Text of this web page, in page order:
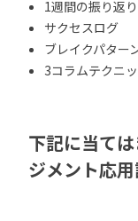
1週間の振り返り
サクセスログ
ブレイクパター
3コラムテクニ
下記に当て
ジメント応